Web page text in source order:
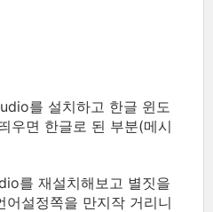
를 설치하고 한글 윈도
우면 한글로 된 부분(메시
를 재설치해보고 별짓을
어설정쪽을 만지작 거리니